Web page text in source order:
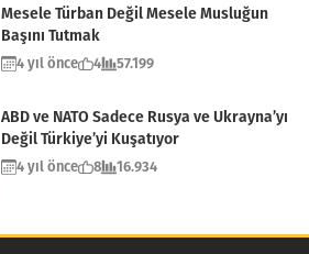
Mesele Türban Değil Mesele Musluğun
Başını Tutmak
4 yıl önce 4 57.199
ABD ve NATO Sadece Rusya ve Ukrayna’yı
Değil Türkiye’yi Kuşatıyor
4 yıl önce 8 16.934